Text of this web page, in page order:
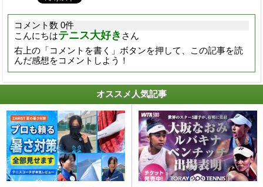
コメント数 0件
こんにちはテニス大好き さん
右上の「コメントを書く」ボタンを押して、この記事を読
んだ感想をコメントしよう！
オススメ人気記事